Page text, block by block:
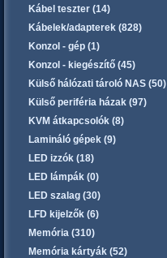
Kábel teszter (14)
Kábelek/adapterek (828)
Konzol - gép (1)
Konzol - kiegészítő (45)
Külső hálózati tároló NAS (50)
Külső periféria házak (97)
KVM átkapcsolók (8)
Lamináló gépek (9)
LED izzók (18)
LED lámpák (0)
LED szalag (30)
LFD kijelzők (6)
Memória (310)
Memória kártyák (52)